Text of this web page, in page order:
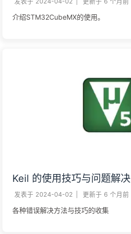
介绍STM32CubeMX的使用。
Keil 的使用技巧与问题解决
发表于 2024-04-02 更新于 6 个月前
各种错误解决方法与技巧的收集